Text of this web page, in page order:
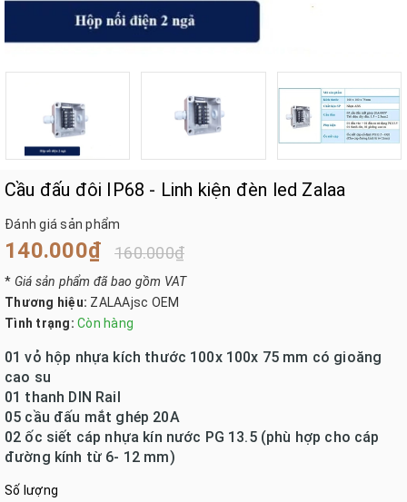
Cầu đấu đôi IP68 - Linh kiện đèn led Zalaa
Đánh giá sản phẩm
140.000₫ 160.000₫
* Giá sản phẩm đã bao gồm VAT
Thương hiệu: ZALAAjsc OEM
Tình trạng: Còn hàng
01 vỏ hộp nhựa kích thước 100x 100x 75 mm có gioăng
cao su
01 thanh DIN Rail
05 cầu đấu mắt ghép 20A
02 ốc siết cáp nhựa kín nước PG 13.5 (phù hợp cho cáp
đường kính từ 6- 12 mm)
Số lượng